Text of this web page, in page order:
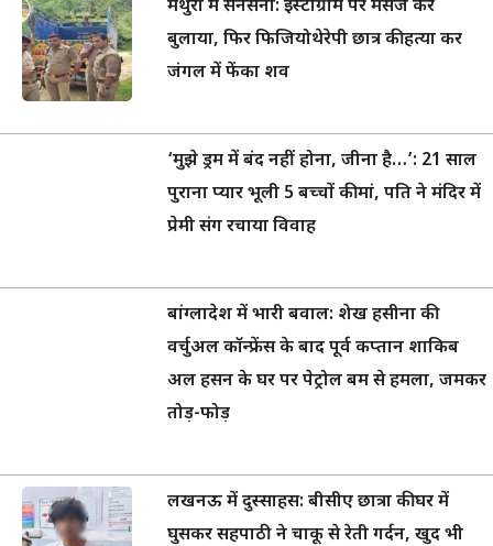
मथुरा में सनसनी: इंस्टाग्राम पर मैसेज कर
बुलाया, फिर फिजियोथेरेपी छात्र की हत्या कर
जंगल में फेंका शव
‘मुझे ड्रम में बंद नहीं होना, जीना है…’: 21 साल
पुराना प्यार भूली 5 बच्चों की मां, पति ने मंदिर में
प्रेमी संग रचाया विवाह
बांग्लादेश में भारी बवाल: शेख हसीना की
वर्चुअल कॉन्फ्रेंस के बाद पूर्व कप्तान शाकिब
अल हसन के घर पर पेट्रोल बम से हमला, जमकर
तोड़-फोड़
लखनऊ में दुस्साहस: बीसीए छात्रा की घर में
घुसकर सहपाठी ने चाकू से रेती गर्दन, खुद भी